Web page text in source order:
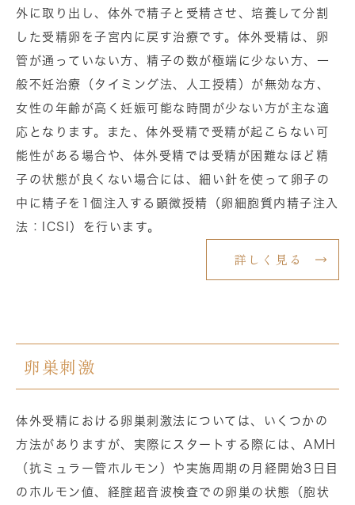
外に取り出し、体外で精子と受精させ、培養して分割
した受精卵を子宮内に戻す治療です。体外受精は、卵
管が通っていない方、精子の数が極端に少ない方、一
般不妊治療（タイミング法、人工授精）が無効な方、
女性の年齢が高く妊娠可能な時間が少ない方が主な適
応となります。また、体外受精で受精が起こらない可
能性がある場合や、体外受精では受精が困難なほど精
子の状態が良くない場合には、細い針を使って卵子の
中に精子を1個注入する顕微授精（卵細胞質内精子注入
法：ICSI）を行います。
詳しく見る
卵巣刺激
体外受精における卵巣刺激法については、いくつかの
方法がありますが、実際にスタートする際には、AMH
（抗ミュラー管ホルモン）や実施周期の月経開始3日目
のホルモン値、経腟超音波検査での卵巣の状態（胞状